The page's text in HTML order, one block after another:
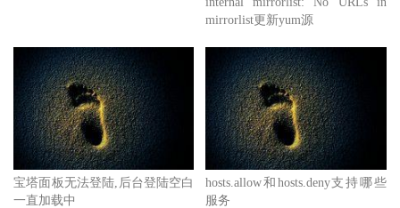
mirrorlist更新yum源
宝塔面板无法登陆,后台登陆空白
一直加载中
hosts.allow和hosts.deny支持哪些
服务